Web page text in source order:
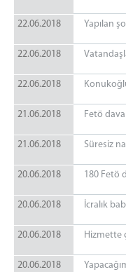
22.06.2018 Yapılan
22.06.2018
22.06.2018
21.06.2018 Fetö
21.06.2018 Süresiz
20.06.2018 180 Fetö
20.06.2018 İcralık
20.06.2018 Hizmette
20.06.2018